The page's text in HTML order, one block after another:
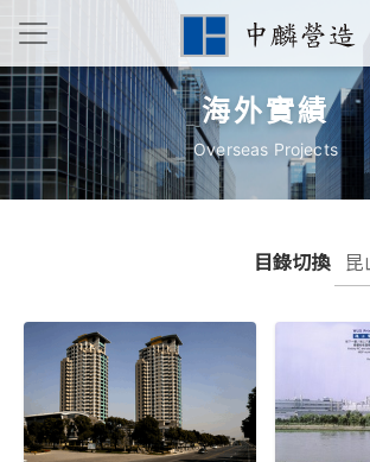
海外實績
Overseas Projects
目錄切換